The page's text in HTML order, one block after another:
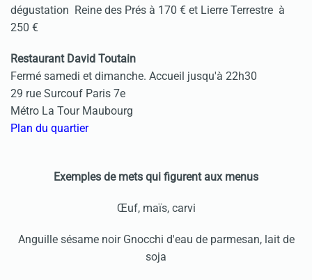
dégustation Reine des Prés à 170 € et Lierre Terrestre à
250 €
Restaurant David Toutain
Fermé samedi et dimanche. Accueil jusqu'à 22h30
29 rue Surcouf Paris 7e
Métro La Tour Maubourg
Plan du quartier
Exemples de mets qui figurent aux menus
Œuf, maïs, carvi
Anguille sésame noir Gnocchi d'eau de parmesan, lait de
soja